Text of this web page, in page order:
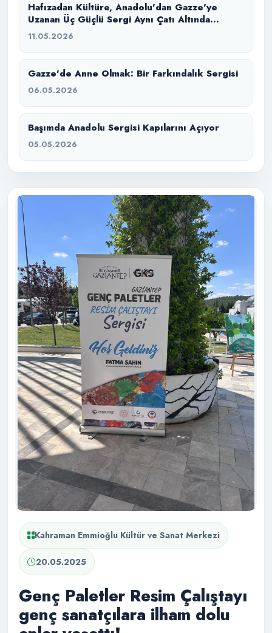
Kahraman Emmioğlu Kültür ve Sanat Merkezi
20.05.2025
Genç Paletler Resim Çalıştayı
genç sanatçılara ilham dolu
Hafızadan Kültüre, Anadolu’dan Gazze’ye
Uzanan Üç Güçlü Sergi Aynı Çatı Altında
Buluştu
11.05.2026
Gazze’de Anne Olmak: Bir Farkındalık Sergisi
06.05.2026
Başımda Anadolu Sergisi Kapılarını Açıyor
05.05.2026